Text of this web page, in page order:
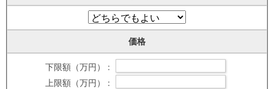
価格
下限額（万円） :
上限額（万円） :